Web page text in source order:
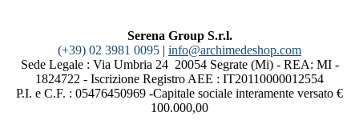
Serena Group S.r.l.
(+39) 02 3981 0095 | info@archimedeshop.com
Sede Legale : Via Umbria 24 20054 Segrate (Mi) - REA: MI -
1824722 - Iscrizione Registro AEE : IT20110000012554
P.I. e C.F. : 05476450969 -Capitale sociale interamente versato €
100.000,00